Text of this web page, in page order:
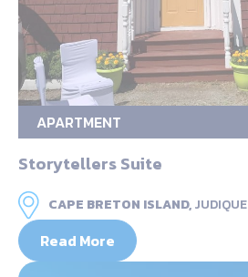
APARTMENT
Storytellers Suite
CAPE BRETON ISLAND,JUDIQUE
Read More